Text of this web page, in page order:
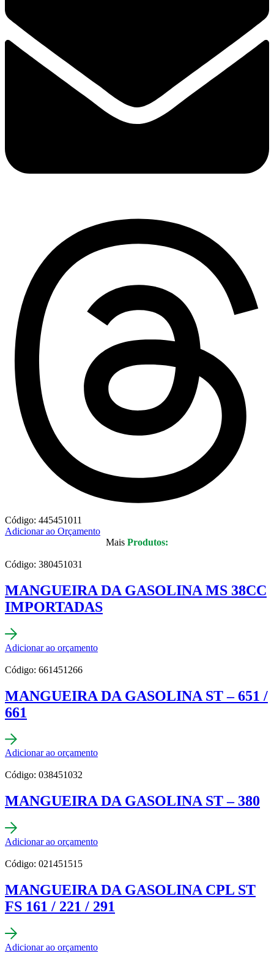
Código: 445451011
Adicionar ao Orçamento
Mais Produtos:
Código: 380451031
MANGUEIRA DA GASOLINA MS 38CC
IMPORTADAS
Adicionar ao orçamento
Código: 661451266
MANGUEIRA DA GASOLINA ST – 651 /
661
Adicionar ao orçamento
Código: 038451032
MANGUEIRA DA GASOLINA ST – 380
Adicionar ao orçamento
Código: 021451515
MANGUEIRA DA GASOLINA CPL ST
FS 161 / 221 / 291
Adicionar ao orçamento